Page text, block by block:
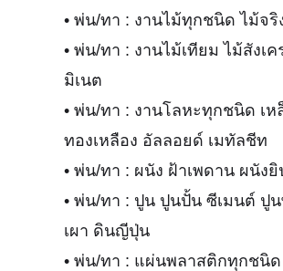
• พ่น/ทา : งานไม้ทุกชนิด ไม้จ
• พ่น/ทา : งานไม้เทียม ไม้สังเ
มิเนต
• พ่น/ทา : งานโลหะทุกชนิด เ
ทองเหลือง อัลลอยด์ เมทัลชีท
• พ่น/ทา : ผนัง ฝ้าเพดาน ผนังยิ
• พ่น/ทา : ปูน ปูนปั้น ซีเมนต์ ปู
เผา ดินญีปุ่น
• พ่น/ทา : แผ่นพลาสติกทุกชนิ